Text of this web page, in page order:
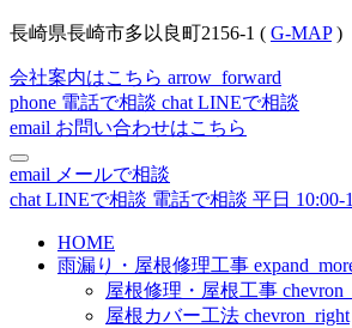
長崎県長崎市多以良町2156-1 ( G-MAP)
会社案内はこちら arrow_forward
phone 電話で相談 chat LINEで相談
email お問い合わせはこちら
email メールで相談
chat LINEで相談 電話で相談 平日 10:00-
HOME
雨漏り・屋根修理工事
屋根修理・屋根工事
屋根カバー工法 chevron_right